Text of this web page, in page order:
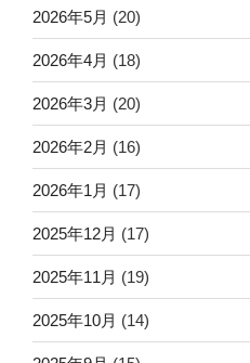
2026年5月 (20)
2026年4月 (18)
2026年3月 (20)
2026年2月 (16)
2026年1月 (17)
2025年12月 (17)
2025年11月 (19)
2025年10月 (14)